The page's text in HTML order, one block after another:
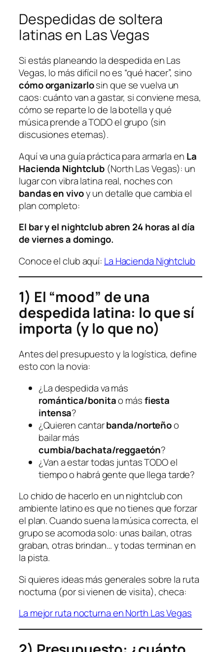
Despedidas de soltera
latinas en Las Vegas
Si estás planeando la despedida en Las
Vegas, lo más difícil no es “qué hacer”, sino
cómo organizarlosin que se vuelva un
caos: cuánto van a gastar, si conviene mesa,
cómo se reparte lo de la botella y qué
música prende a TODO el grupo (sin
discusiones eternas).
Aquí va una guía práctica para armarla en La
Hacienda Nightclub (North Las Vegas): un
lugar con vibra latina real, noches con
bandas en vivoy un detalle que cambia el
plan completo:
El bar y el nightclub abren 24 horas al día
de viernes a domingo.
Conoce el club aquí: La Hacienda Nightclub
1) El “mood” de una
despedida latina: lo que sí
importa (y lo que no)
Antes del presupuesto y la logística, define
esto con la novia:
¿La despedida va más
romántica/bonitao másfiesta
intensa?
¿Quieren cantarbanda/norteñoo
bailar más
cumbia/bachata/reggaetón?
¿Van a estar todas juntas TODO el
tiempo o habrá gente que llega tarde?
Lo chido de hacerlo en un nightclub con
ambiente latino es que no tienes que forzar
el plan. Cuando suena la música correcta, el
grupo se acomoda solo: unas bailan, otras
graban, otras brindan… y todas terminan en
la pista.
Si quieres ideas más generales sobre la ruta
nocturna (por si vienen de visita), checa:
La mejor ruta nocturna en North Las Vegas